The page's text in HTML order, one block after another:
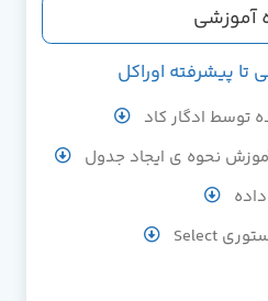
آموزشی
تا پیشرفته اوراکل
توسط ادگار کاد
نحوه ی ایجاد جدول